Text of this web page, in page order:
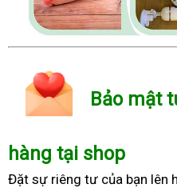
Bảo mật
hàng tại shop
Đặt sự riêng tư của bạn lên